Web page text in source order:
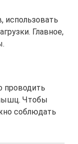
использовать
Главное,
проводить
мышц. Чтобы
соблюдать